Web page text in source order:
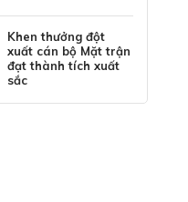
Khen thưởng đột
xuất cán bộ Mặt trận
đạt thành tích xuất
sắc